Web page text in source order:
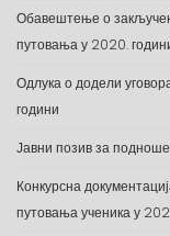
Обавештење о
путовања у 2020.
Одлука о додели
години
Јавни позив за
Конкурсна
путовања ученика у